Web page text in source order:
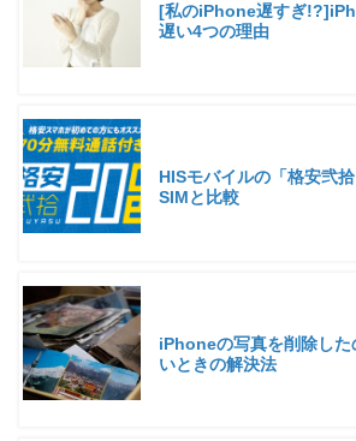
[私のiPhone遅すぎ
遅い4つの理由
HISモバイルの「格安弐
SIMと比較
iPhoneの写真を削除した
いときの解決法